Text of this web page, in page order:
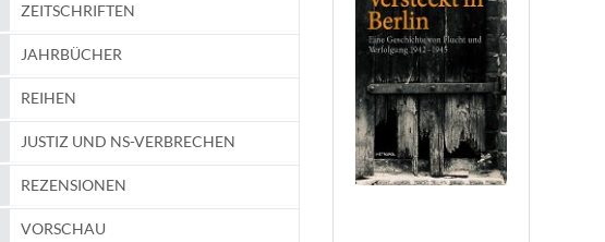
ZEITSCHRIFTEN
JAHRBÜCHER
REIHEN
JUSTIZ UND NS-VERBRECHEN
REZENSIONEN
VORSCHAU